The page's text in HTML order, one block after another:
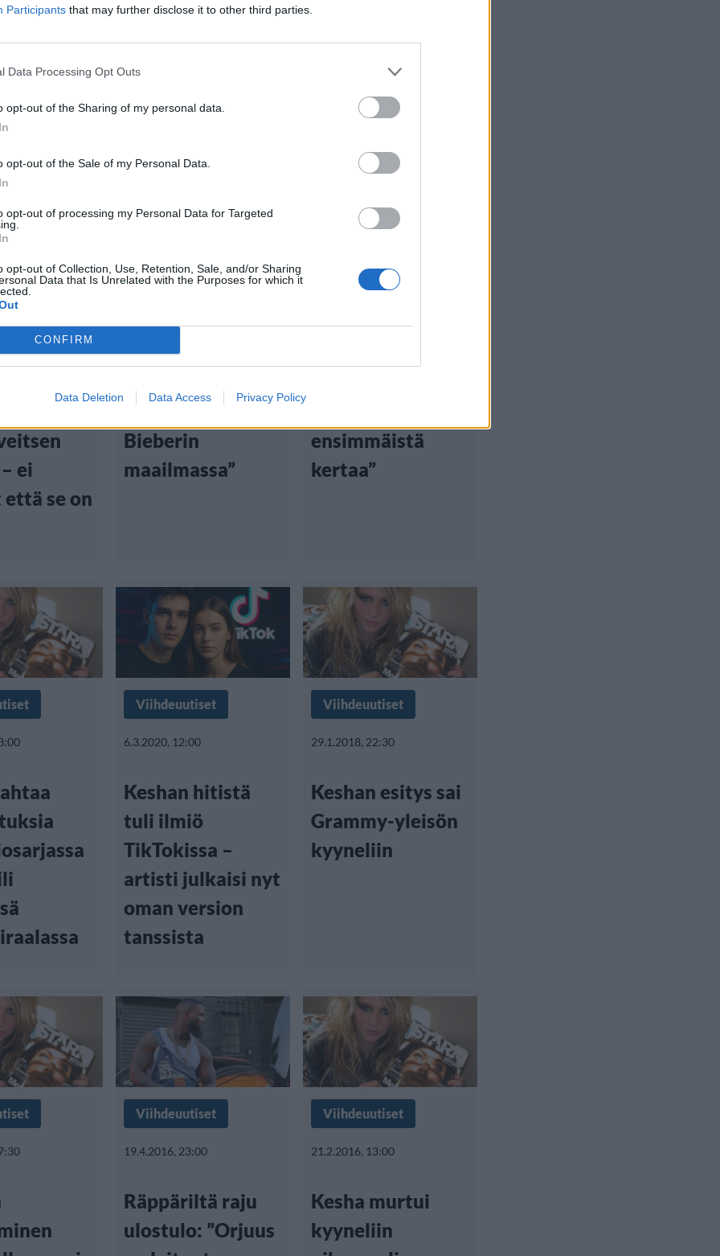
Participants that may further disclose it to other third parties.
Data Processing Opt Outs
opt-out of the Sharing of my personal data.
opt-out of the Sale of my Personal Data.
opt-out of processing my Personal Data for Targeted
opt-out of Collection, Use, Retention, Sale, and/or Sharing
Data that Is Unrelated with the Purposes for which it
CONFIRM
Data Deletion Data Access Privacy Policy
levy-
ei
se on
Viihdeuutiset
Popkaunotar
”Kesha Hailey
Bieberin
maailmassa”
Viihdeuutiset
ensimmäistä
kertaa”
Viihdeuutiset
6.3.2020, 12:00
Keshan hitistä
tuli ilmiö
TikTokissa –
artisti julkaisi nyt
oman version
tanssista
Viihdeuutiset
29.1.2018, 22:30
Keshan esitys sai
Grammy-yleisön
kyyneliin
Viihdeuutiset
19.4.2016, 23:00
Räppäriltä raju
ulostulo: ”Orjuus
Viihdeuutiset
21.2.2016, 13:00
Kesha murtui
kyyneliin